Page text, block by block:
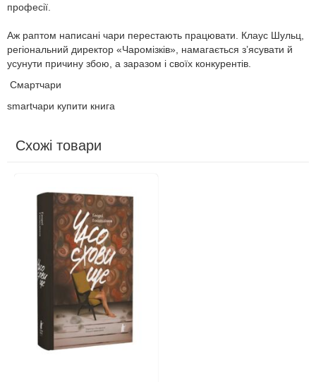
професії.
Аж раптом написані чари перестають працювати. Клаус Шульц,
регіональний директор «Чаромізків», намагається з’ясувати й
усунути причину збою, а заразом і своїх конкурентів.
Смартчари
smartчари купити книга
Схожі товари